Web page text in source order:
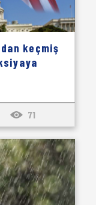
keçmiş
71